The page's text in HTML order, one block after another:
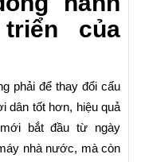
của
phải để thay đổi cấu
dân tốt hơn, hiệu quả
bắt đầu từ ngày
nhà nước, mà còn